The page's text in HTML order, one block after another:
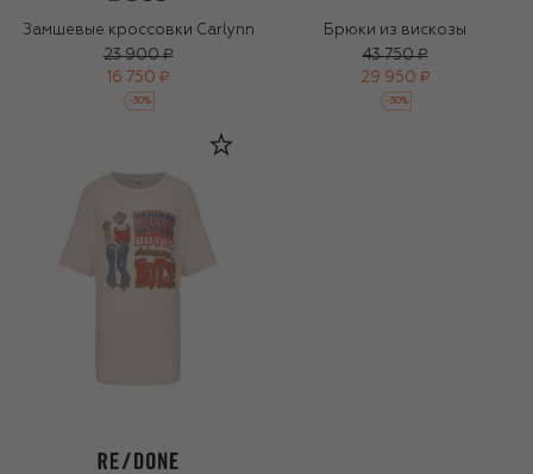
Замшевые кроссовки Carlynn
23 900 ₽
16 750 ₽
-30%
Брюки из вискозы
43 750 ₽
29 950 ₽
-30%